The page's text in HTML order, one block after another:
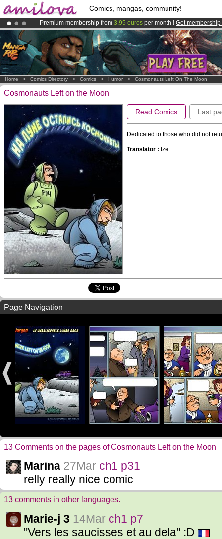
Comics, mangas, community!
Premium membership from 3.95 euros per month ! Get membership
Already 100000membersand 1000comics & mangas!.
AmilovaKickstarter is now LIVE!.
Home > Comics Directory > Comics > Humor > Cosmonauts Left On The Moon
Cosmonauts Left on the Moon
Read Comics Last
Dedicated to those who did not
Translator : tze
Page Navigation
13 Comments on the pages of Cosmonauts Left on the Moon
Marina 27Mar ch1 p31
relly really nice comic
13 comments in other languages.
Marie-j 3 14Mar ch1 p7
"Vers les saucisses et au dela" :D